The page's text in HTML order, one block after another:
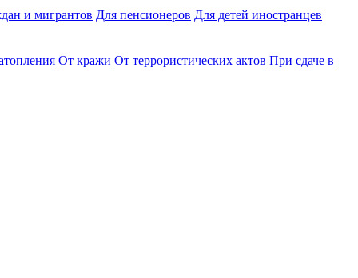
и мигрантов Для пенсионеров Для детей иностранцев
От кражи От террористических актов При сдаче в